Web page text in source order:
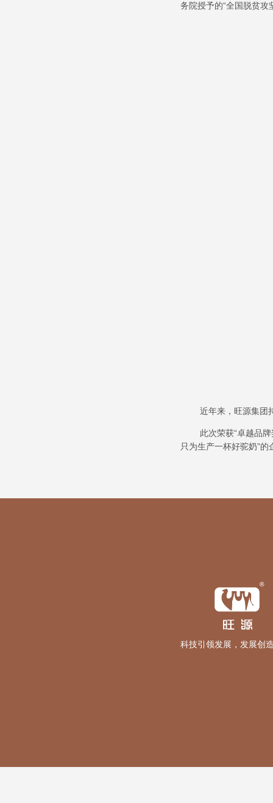
务院授予的“全国脱贫攻
近年来，旺源集团
此次荣获“卓越品
只为生产一杯好驼奶”
科技引领发展，发展创